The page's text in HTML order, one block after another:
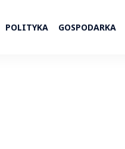
POLITYKA GOSPODARKA